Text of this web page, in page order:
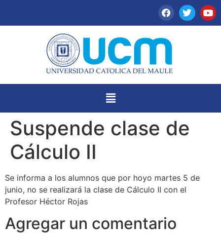
Suspende clase de
Cálculo II
Se informa a los alumnos que por hoyo martes 5 de
junio, no se realizará la clase de Cálculo II con el
Profesor Héctor Rojas
Agregar un comentario